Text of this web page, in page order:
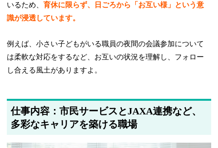
いるため、育休に限らず、日ごろから「お互い様」という意
識が浸透しています。
例えば、小さい子どもがいる職員の夜間の会議参加について
は柔軟な対応をするなど、お互いの状況を理解し、フォロー
し合える風土がありますよ。
仕事内容：市民サービスとJAXA連携など、
多彩なキャリアを築ける職場